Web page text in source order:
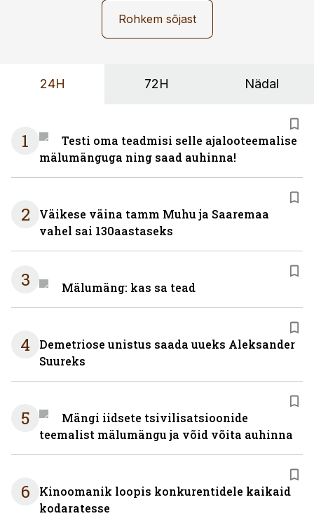
Rohkem sõjast
24H 72H Nädal
1
Testi oma teadmisi selle ajalooteemalise
mälumänguga ning saad auhinna!
2
Väikese väina tamm Muhu ja Saaremaa
vahel sai 130aastaseks
3 Mälumäng: kas sa tead
4
Demetriose unistus saada uueks Aleksander
Suureks
5
Mängi iidsete tsivilisatsioonide
teemalist mälumängu ja võid võita auhinna
6
Kinoomanik loopis konkurentidele kaikaid
kodaratesse